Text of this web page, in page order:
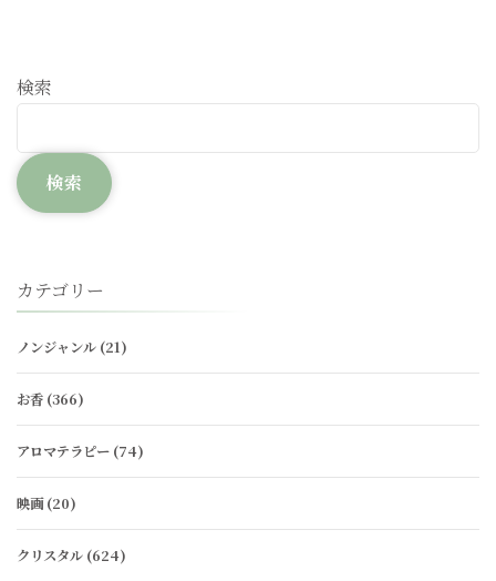
検索
検索
カテゴリー
ノンジャンル (21)
お香 (366)
アロマテラピー (74)
映画(20)
クリスタル (624)